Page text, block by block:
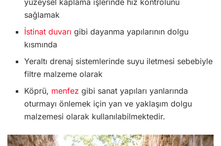
sağlamak
İstinat duvarı gibi dayanma yapılarının dolgu
kısmında
Yeraltı drenaj sistemlerinde suyu iletmesi sebebiyle
filtre malzeme olarak
Köprü, menfez gibi sanat yapıları yanlarında
oturmayı önlemek için yan ve yaklaşım dolgu
malzemesi olarak kullanılabilmektedir.